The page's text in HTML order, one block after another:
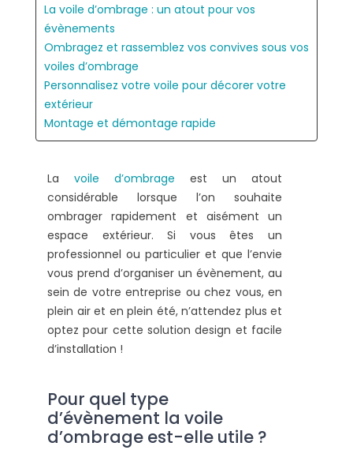
La voile d’ombrage : un atout pour vos
évènements
Ombragez et rassemblez vos convives sous vos
voiles d’ombrage
Personnalisez votre voile pour décorer votre
extérieur
Montage et démontage rapide
La voile d’ombrage est un atout
considérable lorsque l’on souhaite
ombrager rapidement et aisément un
espace extérieur. Si vous êtes un
professionnel ou particulier et que l’envie
vous prend d’organiser un évènement, au
sein de votre entreprise ou chez vous, en
plein air et en plein été, n’attendez plus et
optez pour cette solution design et facile
d’installation !
Pour quel type
d’évènement la voile
d’ombrage est-elle utile ?